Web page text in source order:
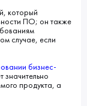
который
ПО; он также
случае, если
бизнес-
значительно
продукта, а